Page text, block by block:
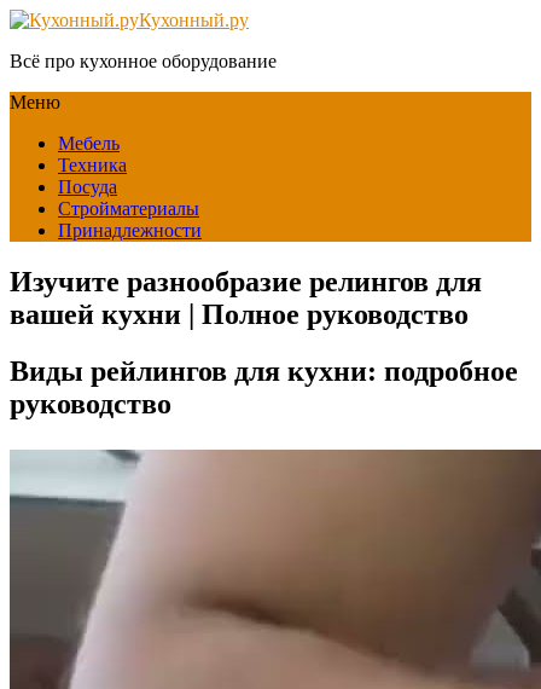
Кухонный.ру
Всё про кухонное оборудование
Меню
Мебель
Техника
Посуда
Стройматериалы
Принадлежности
Изучите разнообразие релингов для
вашей кухни | Полное руководство
Виды рейлингов для кухни: подробное
руководство